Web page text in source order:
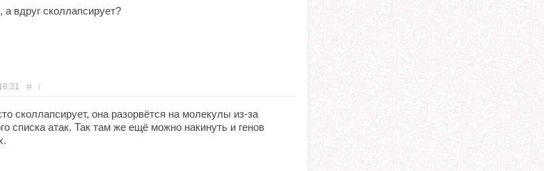
вдруг сколлапсирует?
# ↑
сколлапсирует, она разорвётся на молекулы из-за
списка атак. Так там же ещё можно накинуть и генов